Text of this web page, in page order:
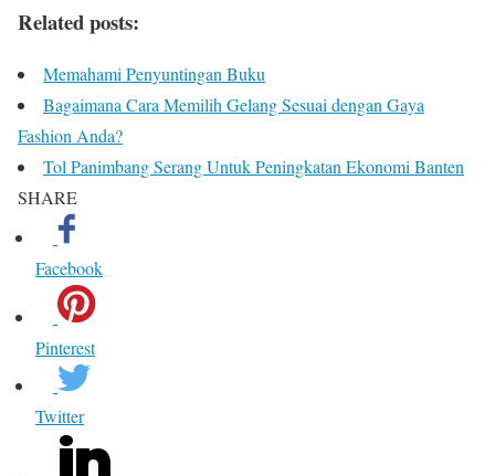
Related posts:
Memahami Penyuntingan Buku
Bagaimana Cara Memilih Gelang Sesuai dengan Gaya
Fashion Anda?
Tol Panimbang Serang Untuk Peningkatan Ekonomi Banten
SHARE
Facebook
Pinterest
Twitter